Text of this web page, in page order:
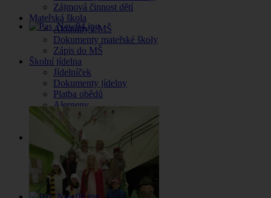
Zájmová činnost dětí
Mateřská škola
Aktuality z MŠ
Dokumenty mateřské školy
Zápis do MŠ
Školní jídelna
Jídelníček
Dokumenty jídelny
Platba obědů
Alergeny
Odhlášení obědů
Stav konta
Kontakt
Vedení školy
Základní škola
Mateřská škola
Školní jídelna
Školní družina